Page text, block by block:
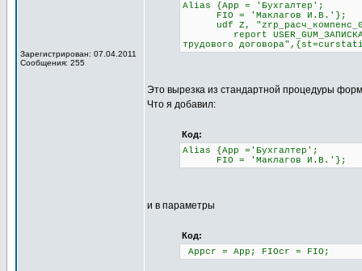
Зарегистрирован: 07.04.2011
Сообщения: 255
Alias {App = 'Бухгалтер';
FIO = 'Маклагов И.В.'};
udf Z,
report
трудового
Это вырезка из стандартной процедуры
Что я добавил:
Код:
Alias {App ='Бухгалтер';
FIO = 'Маклагов И.В.'};
и в параметры
Код:
Appcr = App; FIOcr = FIO;